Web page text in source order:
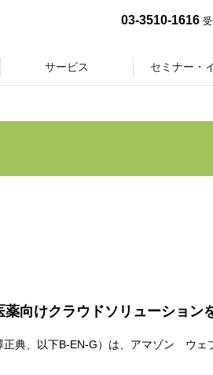
03-3510-1616
サービス セミナー・
向けクラウドソリューション
正典、以下B-EN-G）は、アマゾン ウ